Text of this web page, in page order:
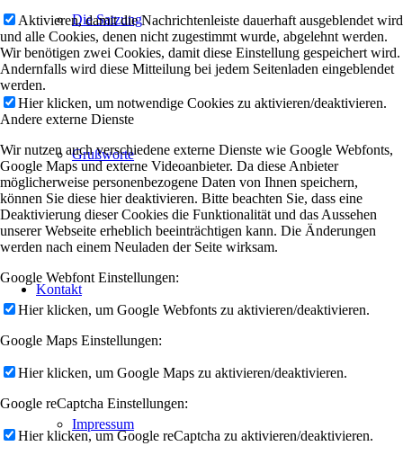
Die Satzung
Grußworte
Kontakt
Impressum
Aktivieren, damit die Nachrichtenleiste dauerhaft ausgeblendet wird
und alle Cookies, denen nicht zugestimmt wurde, abgelehnt werden.
Wir benötigen zwei Cookies, damit diese Einstellung gespeichert wird.
Andernfalls wird diese Mitteilung bei jedem Seitenladen eingeblendet
werden.
Hier klicken, um notwendige Cookies zu aktivieren/deaktivieren.
Andere externe Dienste
Wir nutzen auch verschiedene externe Dienste wie Google Webfonts,
Google Maps und externe Videoanbieter. Da diese Anbieter
möglicherweise personenbezogene Daten von Ihnen speichern,
können Sie diese hier deaktivieren. Bitte beachten Sie, dass eine
Deaktivierung dieser Cookies die Funktionalität und das Aussehen
unserer Webseite erheblich beeinträchtigen kann. Die Änderungen
werden nach einem Neuladen der Seite wirksam.
Google Webfont Einstellungen:
Hier klicken, um Google Webfonts zu aktivieren/deaktivieren.
Google Maps Einstellungen:
Hier klicken, um Google Maps zu aktivieren/deaktivieren.
Google reCaptcha Einstellungen:
Hier klicken, um Google reCaptcha zu aktivieren/deaktivieren.